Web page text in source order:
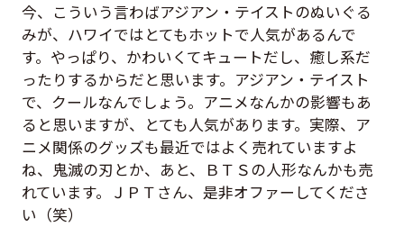
今、こういう言わばアジアン・テイストのぬいぐる
みが、ハワイではとてもホットで人気があるんで
す。やっぱり、かわいくてキュートだし、癒し系だ
ったりするからだと思います。アジアン・テイスト
で、クールなんでしょう。アニメなんかの影響もあ
ると思いますが、とても人気があります。実際、ア
ニメ関係のグッズも最近ではよく売れていますよ
ね、鬼滅の刃とか、あと、ＢＴＳの人形なんかも売
れています。ＪＰＴさん、是非オファーしてくださ
い（笑）